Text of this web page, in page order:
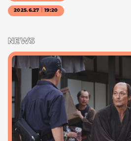
2025.6.27｜19:20
NEWS